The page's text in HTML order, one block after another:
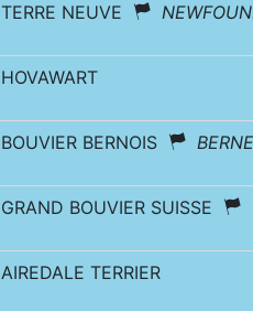
TERRE NEUVE
HOVAWART
BOUVIER BERNOIS
GRAND BOUVIER SUISSE
AIREDALE TERRIER